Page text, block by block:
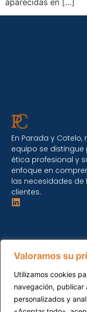
Valoramos su
Utilizamos cookies
navegación, publicar
personalizados y
En Parada y Cotelo,
equipo se distingue
ética profesional y
enfoque en
las necesidades de
clientes.
Parada y